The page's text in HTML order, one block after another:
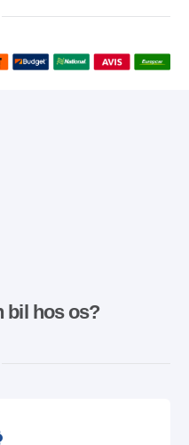
bil hos os?